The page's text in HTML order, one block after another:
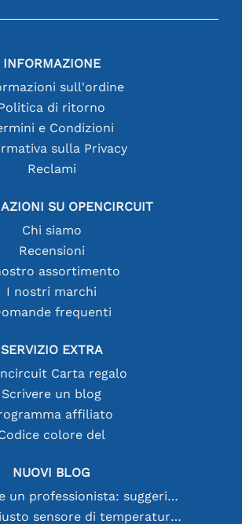
INFORMAZIONE
sull'ordine
di ritorno
e Condizioni
sulla Privacy
Reclami
SU OPENCIRCUIT
Chi siamo
Recensioni
assortimento
I nostri marchi
frequenti
SERVIZIO EXTRA
Carta regalo
Scrivere un blog
affiliato
colore del
NUOVI BLOG
Saldare come un professionista: suggerimenti per connessioni elettroniche perfette
Scegliere il giusto sensore di temperatura [youtube]